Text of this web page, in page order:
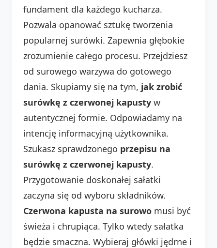
fundament dla każdego kucharza.
Pozwala opanować sztukę tworzenia
popularnej surówki. Zapewnia głębokie
zrozumienie całego procesu. Przejdziesz
od surowego warzywa do gotowego
dania. Skupiamy się na tym, jak zrobić
surówkę z czerwonej kapusty w
autentycznej formie. Odpowiadamy na
intencję informacyjną użytkownika.
Szukasz sprawdzonego przepisu na
surówkę z czerwonej kapusty.
Przygotowanie doskonałej sałatki
zaczyna się od wyboru składników.
Czerwona kapusta na surowo musi być
świeża i chrupiąca. Tylko wtedy sałatka
będzie smaczna. Wybieraj główki jędrne i